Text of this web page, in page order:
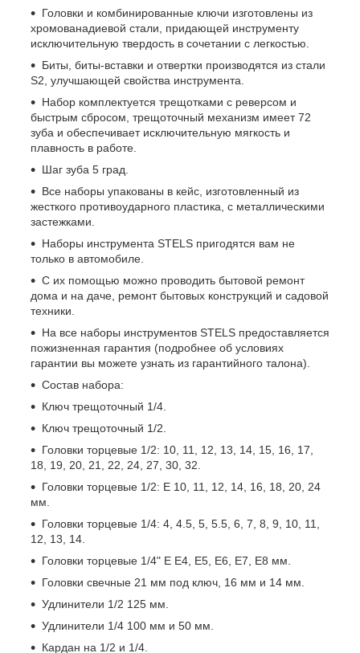
Головки и комбинированные ключи изготовлены из
хромованадиевой стали, придающей инструменту
исключительную твердость в сочетании с легкостью.
Биты, биты-вставки и отвертки производятся из стали
S2, улучшающей свойства инструмента.
Набор комплектуется трещотками с реверсом и
быстрым сбросом, трещоточный механизм имеет 72
зуба и обеспечивает исключительную мягкость и
плавность в работе.
Шаг зуба 5 град.
Все наборы упакованы в кейс, изготовленный из
жесткого противоударного пластика, с металлическими
застежками.
Наборы инструмента STELS пригодятся вам не
только в автомобиле.
С их помощью можно проводить бытовой ремонт
дома и на даче, ремонт бытовых конструкций и садовой
техники.
На все наборы инструментов STELS предоставляется
пожизненная гарантия (подробнее об условиях
гарантии вы можете узнать из гарантийного талона).
Состав набора:
Ключ трещоточный 1/4.
Ключ трещоточный 1/2.
Головки торцевые 1/2: 10, 11, 12, 13, 14, 15, 16, 17,
18, 19, 20, 21, 22, 24, 27, 30, 32.
Головки торцевые 1/2: Е 10, 11, 12, 14, 16, 18, 20, 24
мм.
Головки торцевые 1/4: 4, 4.5, 5, 5.5, 6, 7, 8, 9, 10, 11,
12, 13, 14.
Головки торцевые 1/4" Е Е4, Е5, Е6, Е7, Е8 мм.
Головки свечные 21 мм под ключ, 16 мм и 14 мм.
Удлинители 1/2 125 мм.
Удлинители 1/4 100 мм и 50 мм.
Кардан на 1/2 и 1/4.